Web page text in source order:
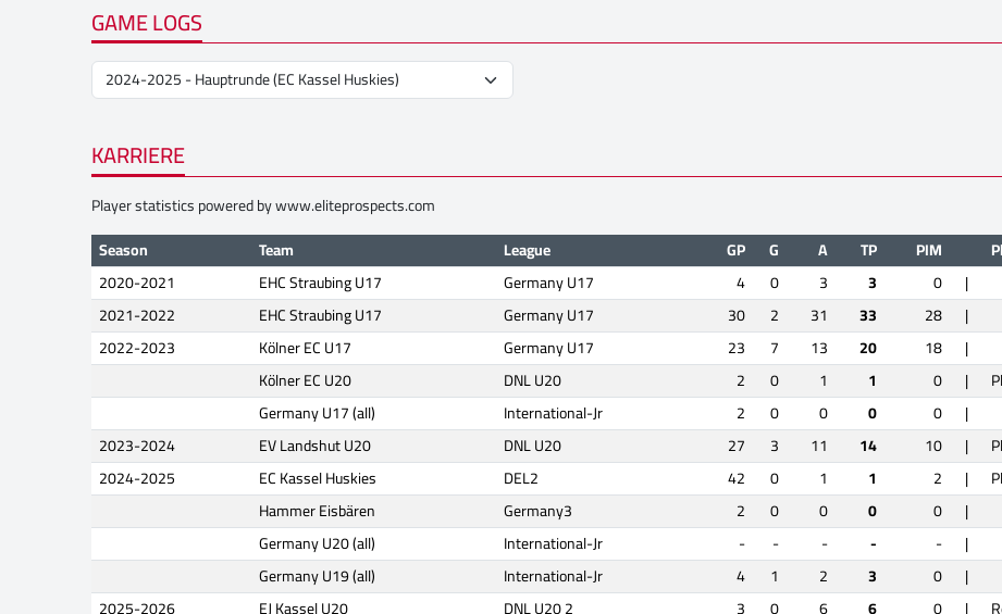
GAME LOGS
KARRIERE
Player statistics powered bywww.eliteprospects.com
Season
Team League GP G A TP PIM
2020-2021
EHC Straubing U17 Germany U17 4 0 3 3 0
|
2021-2022
EHC Straubing U17 Germany U17 30 2 31 33 28
|
2022-2023
Kölner EC U17 Germany U17 23 7 13 20 18
|
Kölner EC U20
DNL U20 2 0 1 1 0 |
Germany U17 (all)
International-Jr 2 0 0 0 0
|
2023-2024
EV Landshut U20 DNL U20 27 3 11 14 10 |
2024-2025
EC Kassel Huskies DEL2 42 0 1 1 2 |
Hammer Eisbären
Germany3 2 0 0 0 0
|
Germany U20 (all)
International-Jr - - - - -
|
Germany U19 (all)
International-Jr 4 1 2 3 0
|